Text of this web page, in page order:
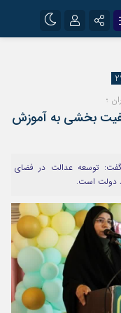
؛
بخشی به آموزش
گفت: توسعه عدالت در فضای
دولت است.